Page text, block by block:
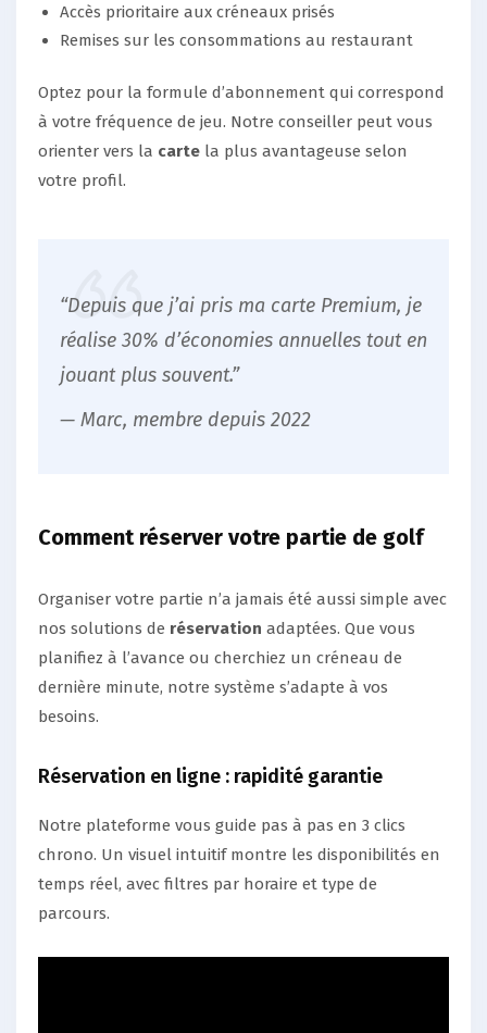
Accès prioritaire aux créneaux prisés
Remises sur les consommations au restaurant
Optez pour la formule d’abonnement qui correspond
à votre fréquence de jeu. Notre conseiller peut vous
orienter vers la carte la plus avantageuse selon
votre profil.
“Depuis que j’ai pris ma carte Premium, je
réalise 30% d’économies annuelles tout en
jouant plus souvent.”
— Marc, membre depuis 2022
Comment réserver votre partie de golf
Organiser votre partie n’a jamais été aussi simple avec
nos solutions de réservation adaptées. Que vous
planifiez à l’avance ou cherchiez un créneau de
dernière minute, notre système s’adapte à vos
besoins.
Réservation en ligne : rapidité garantie
Notre plateforme vous guide pas à pas en 3 clics
chrono. Un visuel intuitif montre les disponibilités en
temps réel, avec filtres par horaire et type de
parcours.